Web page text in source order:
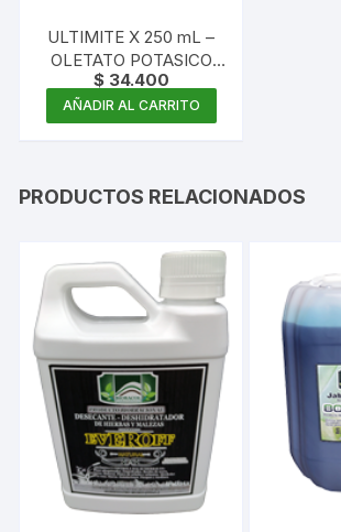
ULTIMITE X 250 mL –
OLETATO POTASICO
CON NEEM 16% –
CONCENTRADO
$34.400
AÑADIR AL CARRITO
PRODUCTOS RELACIONADOS